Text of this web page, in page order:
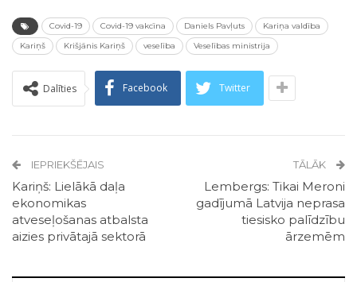
Covid-19 Covid-19 vakcīna Daniels Pavļuts
Kariņa valdība
Kariņš
Krišjānis Kariņš veselība Veselības ministrija
Dalīties Facebook Twitter
IEPRIEKŠĒJAIS
Kariņš: Lielākā daļa
ekonomikas
atveseļošanas atbalsta
aizies privātajā sektorā
TĀLĀK
Lembergs: Tikai Meroni
gadījumā Latvija neprasa
tiesisko palīdzību
ārzemēm